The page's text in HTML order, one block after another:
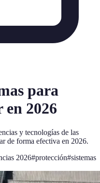
para
2026
y tecnologías de las
de forma efectiva en 2026.
2026#protección#sistemas